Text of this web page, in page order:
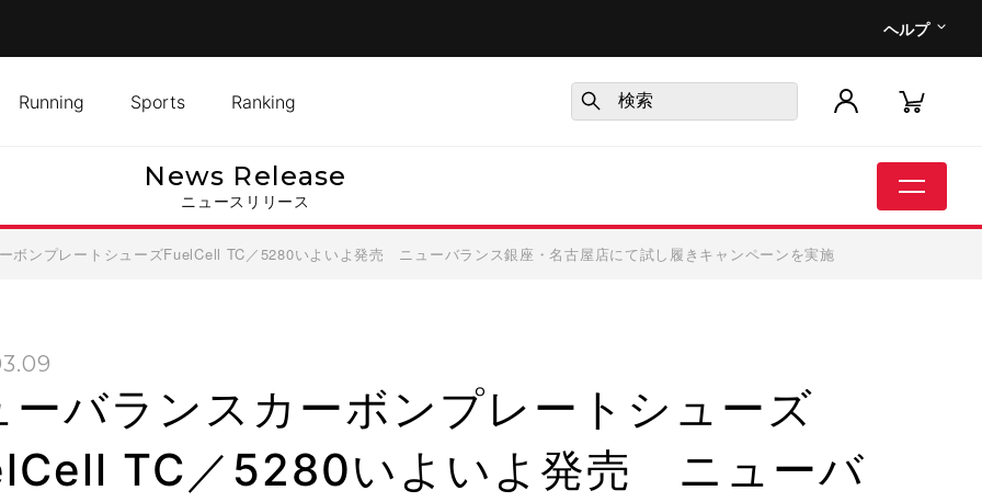
ヘルプ
Running Sports Ranking
News Release
ニュースリリース
ボンプレートシューズFuelCell TC／5280いよいよ発売 ニューバランス銀座・名古屋店にて試し履きキャンペーンを実施
ーバランスカーボンプレートシューズ
TC／5280いよいよ発売 ニューバ